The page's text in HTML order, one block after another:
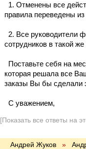
1. Отменены все
правила переведены
2. Все руководители
сотрудников в такой
Поставьте себя на
которая решала все
заказы Вы бы сделали
С уважением,
[Показать все ответы на
Андрей Жуков »